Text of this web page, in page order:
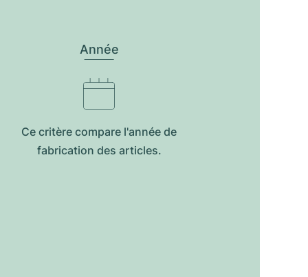
Année
Ce critère compare l'année de
fabrication des articles.